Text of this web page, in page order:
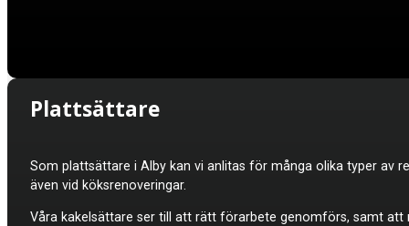
Plattsättare
Som plattsättare i Alby kan vi anlitas för många olika typer av
även vid köksrenoveringar.
Våra kakelsättare ser till att rätt förarbete genomförs, samt